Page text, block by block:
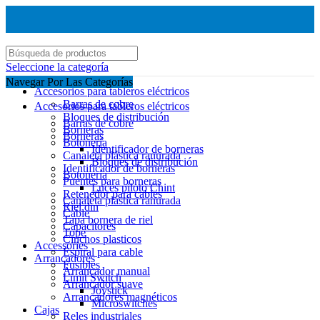
Seleccione la categoría
Accesorios para tableros eléctricos
Barras de cobre
Bloques de distribución
Borneras
Botonería
Canaleta plástica ranurada
Identificador de borneras
Puentes para borneras
Retenedor para cables
Riel din
Tapa bornera de riel
Tope
Accessories
Arrancadores
Arrancador manual
Arrancador suave
Arrancadores magnéticos
Cajas
Navegar Por Las Categorías
Accesorios para tableros eléctricos
Barras de cobre
Borneras
Identificador de borneras
Bloques de distribución
Botonería
Luces piloto Chint
Canaleta plástica ranurada
Cable
Capacitores
Cinchos plasticos
Espiral para cable
Fusibles
Limit Switch
Joystick
Microswitches
Reles industriales